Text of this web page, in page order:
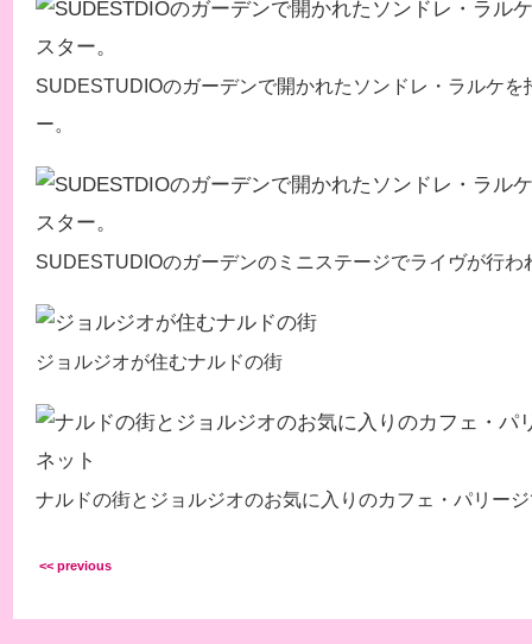
SUDESTUDIOのガーデンで開かれたソンドレ・ラルケを
ー。
SUDESTUDIOのガーデンのミニステージでライヴが行わ
ジョルジオが住むナルドの街
ナルドの街とジョルジオのお気に入りのカフェ・パリー
<< previous